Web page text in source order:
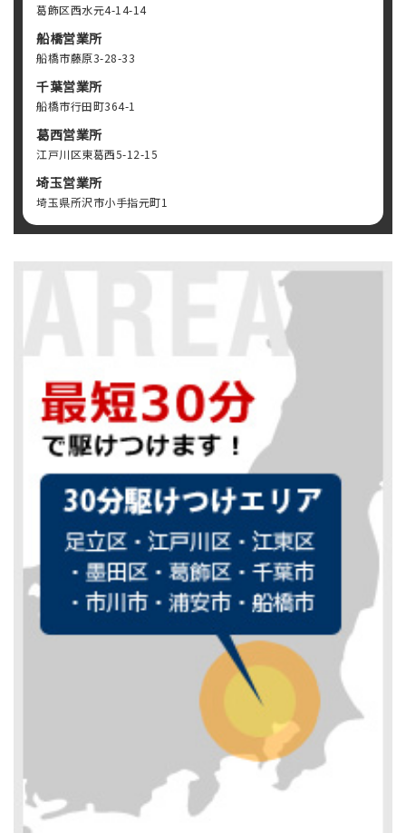
葛飾区西水元4-14-14
船橋営業所
船橋市藤原3-28-33
千葉営業所
船橋市行田町364-1
葛西営業所
江戸川区東葛西5-12-15
埼玉営業所
埼玉県所沢市小手指元町1